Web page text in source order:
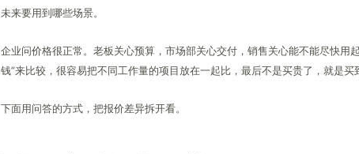
未来要用到哪些场景。
企业问价格很正常。老板关心预算，市场部关心交付，销售关心能不能尽快用
钱”来比较，很容易把不同工作量的项目放在一起比，最后不是买贵了，就是买
下面用问答的方式，把报价差异拆开看。